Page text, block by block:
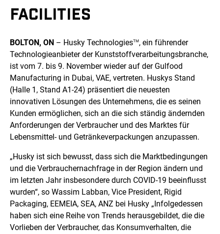
FACILITIES
BOLTON, ON – Husky TechnologiesTM, ein führender
Technologieanbieter der Kunststoffverarbeitungsbranche,
ist vom 7. bis 9. November wieder auf der Gulfood
Manufacturing in Dubai, VAE, vertreten. Huskys Stand
(Halle 1, Stand A1-24) präsentiert die neuesten
innovativen Lösungen des Unternehmens, die es seinen
Kunden ermöglichen, sich an die sich ständig ändernden
Anforderungen der Verbraucher und des Marktes für
Lebensmittel- und Getränkeverpackungen anzupassen.
„Husky ist sich bewusst, dass sich die Marktbedingungen
und die Verbrauchernachfrage in der Region ändern und
im letzten Jahr insbesondere durch COVID-19 beeinflusst
wurden“, so Wassim Labban, Vice President, Rigid
Packaging, EEMEIA, SEA, ANZ bei Husky „Infolgedessen
haben sich eine Reihe von Trends herausgebildet, die die
Vorlieben der Verbraucher, das Konsumverhalten, die